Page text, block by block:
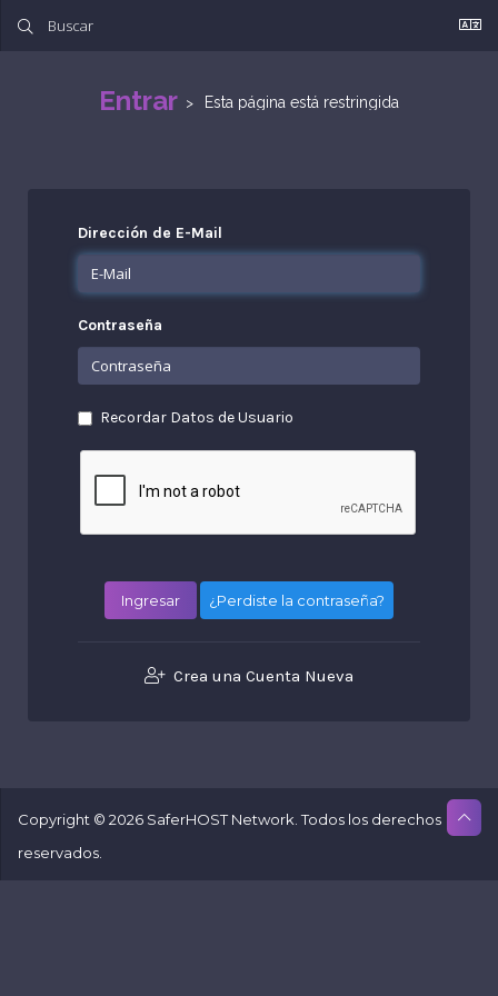
Entrar Esta página está restringida
Dirección de E-Mail
Contraseña
Recordar Datos de Usuario
¿Perdiste la contraseña?
Crea una Cuenta Nueva
Copyright © 2026 SaferHOST Network. Todos los derechos
reservados.